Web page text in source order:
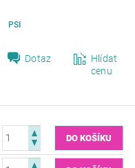
PSI
Dotaz
Hlídat
cenu